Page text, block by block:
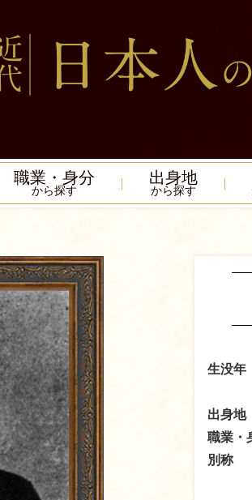
職業・身分
から探す
出身地
から探す
生没年
出身地
職業・
別称